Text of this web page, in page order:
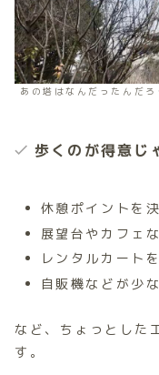
あの塔はなんだったんだろ
歩くのが得意じ
休憩ポイントを
展望台やカフェ
レンタルカート
自販機などが少
など、ちょっとした
す。